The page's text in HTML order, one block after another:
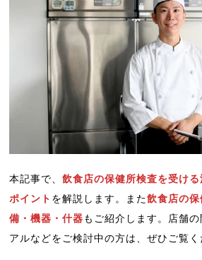
本記事で、飲食店の保健所検査を受け
ポイント を解説します。また飲食店の
備・機器・什器もご紹介します。店舗
アルなどをご検討中の方は、ぜひご覧く